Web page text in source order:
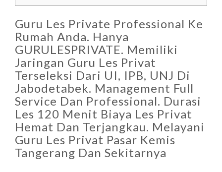
Guru Les Private Professional Ke
Rumah Anda. Hanya
GURULESPRIVATE. Memiliki
Jaringan Guru Les Privat
Terseleksi Dari UI, IPB, UNJ Di
Jabodetabek. Management Full
Service Dan Professional. Durasi
Les 120 Menit Biaya Les Privat
Hemat Dan Terjangkau. Melayani
Guru Les Privat Pasar Kemis
Tangerang Dan Sekitarnya